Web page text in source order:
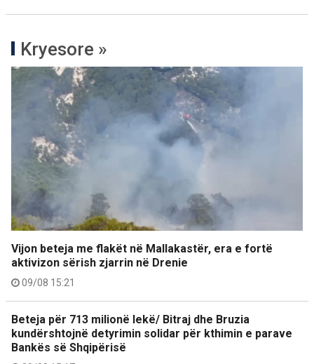
Kryesore »
Vijon beteja me flakët në Mallakastër, era e fortë
aktivizon sërish zjarrin në Drenie
09/08 15:21
Beteja për 713 milionë lekë/ Bitraj dhe Bruzia
kundërshtojnë detyrimin solidar për kthimin e parave
Bankës së Shqipërisë